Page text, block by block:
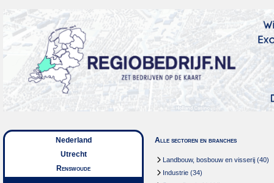
Nederland
Utrecht
Renswoude
Alle sectoren en branches
Landbouw, bosbouw en visserij (40)
Industrie (34)